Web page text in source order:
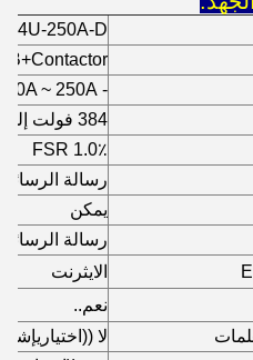
4U-250A-D
- 250A ~ 250A
384 فولت إلى 1000 فولت
1.0٪ FSR
رسالة الرسائل
يمكن
رسالة الرسائل
الايثرنت
نعم..
لا